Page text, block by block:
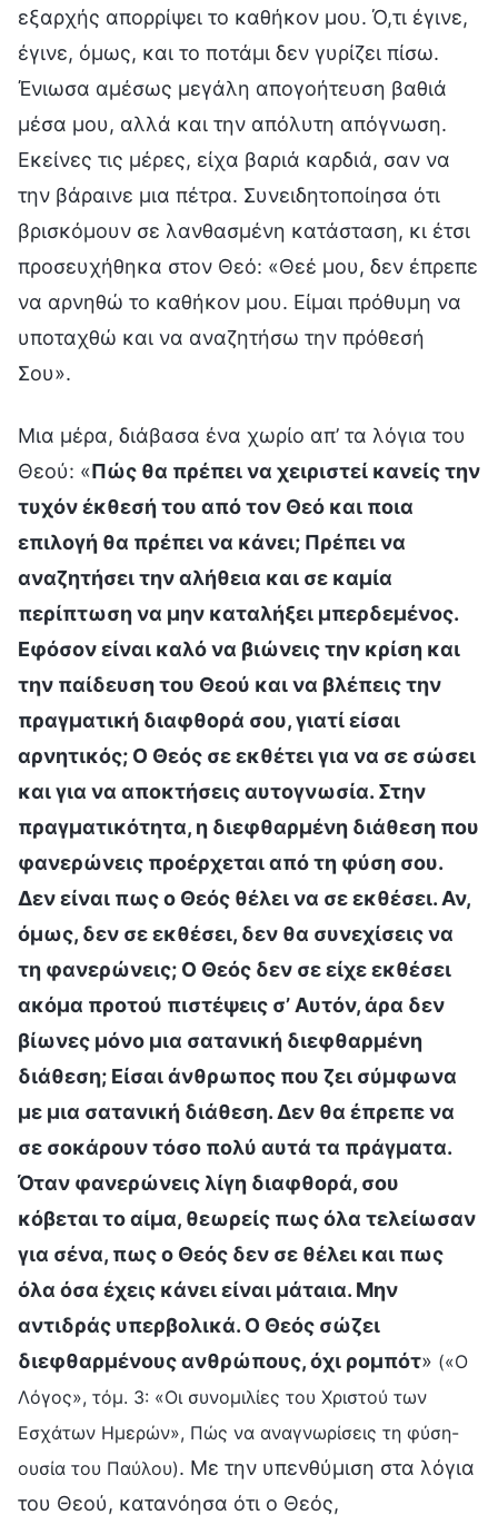
εξαρχής απορρίψει το καθήκον μου. Ό,τι έγινε,
έγινε, όμως, και το ποτάμι δεν γυρίζει πίσω.
Ένιωσα αμέσως μεγάλη απογοήτευση βαθιά
μέσα μου, αλλά και την απόλυτη απόγνωση.
Εκείνες τις μέρες, είχα βαριά καρδιά, σαν να
την βάραινε μια πέτρα. Συνειδητοποίησα ότι
βρισκόμουν σε λανθασμένη κατάσταση, κι έτσι
προσευχήθηκα στον Θεό: «Θεέ μου, δεν έπρεπε
να αρνηθώ το καθήκον μου. Είμαι πρόθυμη να
υποταχθώ και να αναζητήσω την πρόθεσή
Σου».
Μια μέρα, διάβασα ένα χωρίο απ’ τα λόγια του
Θεού: «Πώς θα πρέπει να χειριστεί κανείς την
τυχόν έκθεσή του από τον Θεό και ποια
επιλογή θα πρέπει να κάνει; Πρέπει να
αναζητήσει την αλήθεια και σε καμία
περίπτωση να μην καταλήξει μπερδεμένος.
Εφόσον είναι καλό να βιώνεις την κρίση και
την παίδευση του Θεού και να βλέπεις την
πραγματική διαφθορά σου, γιατί είσαι
αρνητικός; Ο Θεός σε εκθέτει για να σε σώσει
και για να αποκτήσεις αυτογνωσία. Στην
πραγματικότητα, η διεφθαρμένη διάθεση που
φανερώνεις προέρχεται από τη φύση σου.
Δεν είναι πως ο Θεός θέλει να σε εκθέσει. Αν,
όμως, δεν σε εκθέσει, δεν θα συνεχίσεις να
τη φανερώνεις; Ο Θεός δεν σε είχε εκθέσει
ακόμα προτού πιστέψεις σ’ Αυτόν, άρα δεν
βίωνες μόνο μια σατανική διεφθαρμένη
διάθεση; Είσαι άνθρωπος που ζει σύμφωνα
με μια σατανική διάθεση. Δεν θα έπρεπε να
σε σοκάρουν τόσο πολύ αυτά τα πράγματα.
Όταν φανερώνεις λίγη διαφθορά, σου
κόβεται το αίμα, θεωρείς πως όλα τελείωσαν
για σένα, πως ο Θεός δεν σε θέλει και πως
όλα όσα έχεις κάνει είναι μάταια. Μην
αντιδράς υπερβολικά. Ο Θεός σώζει
διεφθαρμένους ανθρώπους, όχι ρομπότ» («Ο
Λόγος», τόμ. 3: «Οι συνομιλίες του Χριστού των
Εσχάτων Ημερών», Πώς να αναγνωρίσεις τη φύση-
ουσία του Παύλου). Με την υπενθύμιση στα λόγια
του Θεού, κατανόησα ότι ο Θεός,